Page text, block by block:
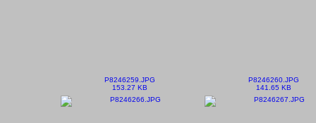
P8246259.JPG
153.27 KB
P8246260.JPG
141.65 KB